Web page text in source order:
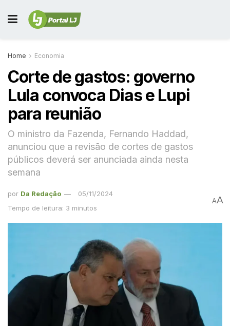
Home Economia
Corte de gastos: governo
Lula convoca Dias e Lupi
para reunião
O ministro da Fazenda, Fernando Haddad,
anunciou que a revisão de cortes de gastos
públicos deverá ser anunciada ainda nesta
semana
por Da Redação
05/11/2024
Tempo de leitura: 3 minutos
AA